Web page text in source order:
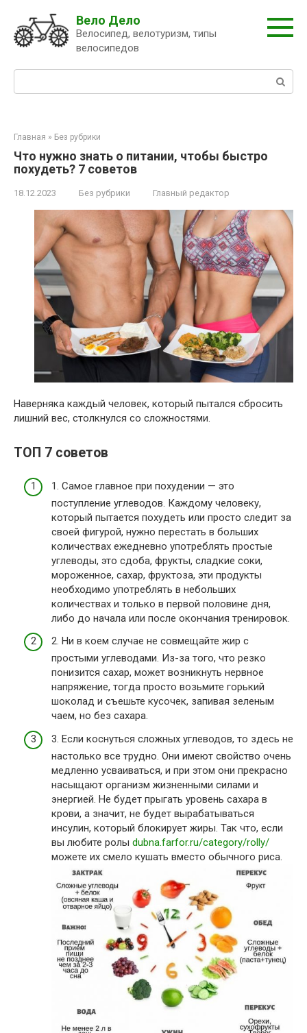
контенту
Вело Дело
Велосипед, велотуризм, типы
велосипедов
Главная » Без рубрики
Что нужно знать о питании, чтобы быстро
похудеть? 7 советов
18.12.2023 Без рубрики Главный редактор
Наверняка каждый человек, который пытался сбросить
лишний вес, столкнулся со сложностями.
ТОП 7 советов
1. Самое главное при похудении — это
поступление углеводов. Каждому человеку,
который пытается похудеть или просто следит за
своей фигурой, нужно перестать в больших
количествах ежедневно употреблять простые
углеводы, это сдоба, фрукты, сладкие соки,
мороженное, сахар, фруктоза, эти продукты
необходимо употреблять в небольших
количествах и только в первой половине дня,
либо до начала или после окончания тренировок.
2. Ни в коем случае не совмещайте жир с
простыми углеводами. Из-за того, что резко
понизится сахар, может возникнуть нервное
напряжение, тогда просто возьмите горький
шоколад и съешьте кусочек, запивая зеленым
чаем, но без сахара.
3. Если коснуться сложных углеводов, то здесь не
настолько все трудно. Они имеют свойство очень
медленно усваиваться, и при этом они прекрасно
насыщают организм жизненными силами и
энергией. Не будет прыгать уровень сахара в
крови, а значит, не будет вырабатываться
инсулин, который блокирует жиры. Так что, если
вы любите ролы dubna.farfor.ru/category/rolly/
можете их смело кушать вместо обычного риса.